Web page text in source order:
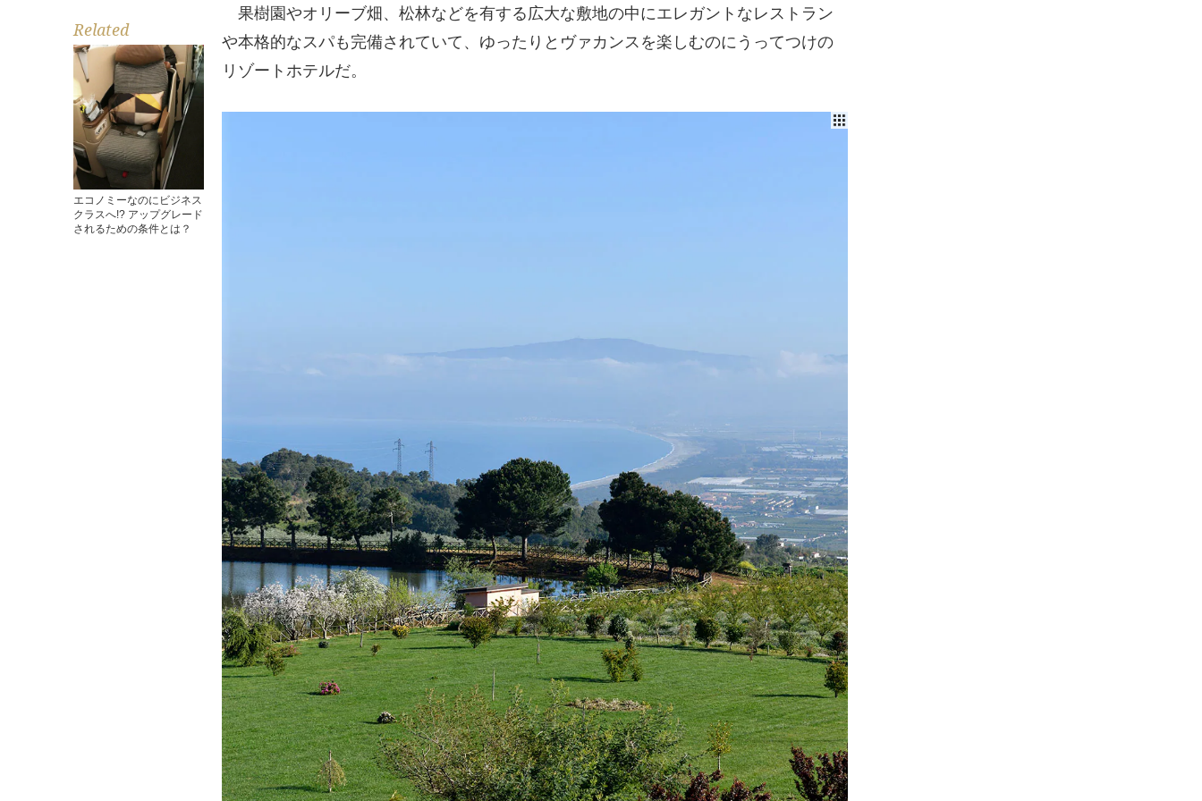
Related
エコノミーなのにビジネス
クラスへ!? アップグレード
されるための条件とは？
果樹園やオリーブ畑、松林などを有する広大な敷地の中にエレガントなレストラン
や本格的なスパも完備されていて、ゆったりとヴァカンスを楽しむのにうってつけの
リゾートホテルだ。